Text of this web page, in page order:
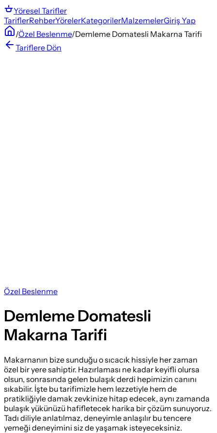
Yöresel Tarifler
TariflerRehberYörelerKategorilerMalzemelerGiriş Yap
/Özel Beslenme/Demleme Domatesli Makarna Tarifi
Tariflere Dön
Özel Beslenme
Demleme Domatesli
Makarna Tarifi
Makarnanın bize sunduğu o sıcacık hissiyle her zaman
özel bir yere sahiptir. Hazırlaması ne kadar keyifli olursa
olsun, sonrasında gelen bulaşık derdi hepimizin canını
sıkabilir. İşte bu tarifimizle hem lezzetiyle hem de
pratikliğiyle damak zevkinize hitap edecek, aynı zamanda
bulaşık yükünüzü hafifletecek harika bir çözüm sunuyoruz.
Tadı diliyle anlatılmaz, deneyimle anlaşılır bu tencere
yemeği deneyimini siz de yaşamak isteyeceksiniz.